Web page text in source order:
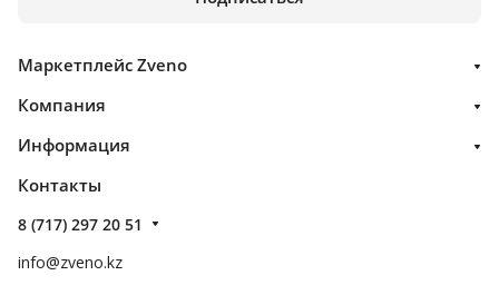
Маркетплейс Zveno
Компания
Информация
Контакты
8 (717) 297 20 51
info@zveno.kz